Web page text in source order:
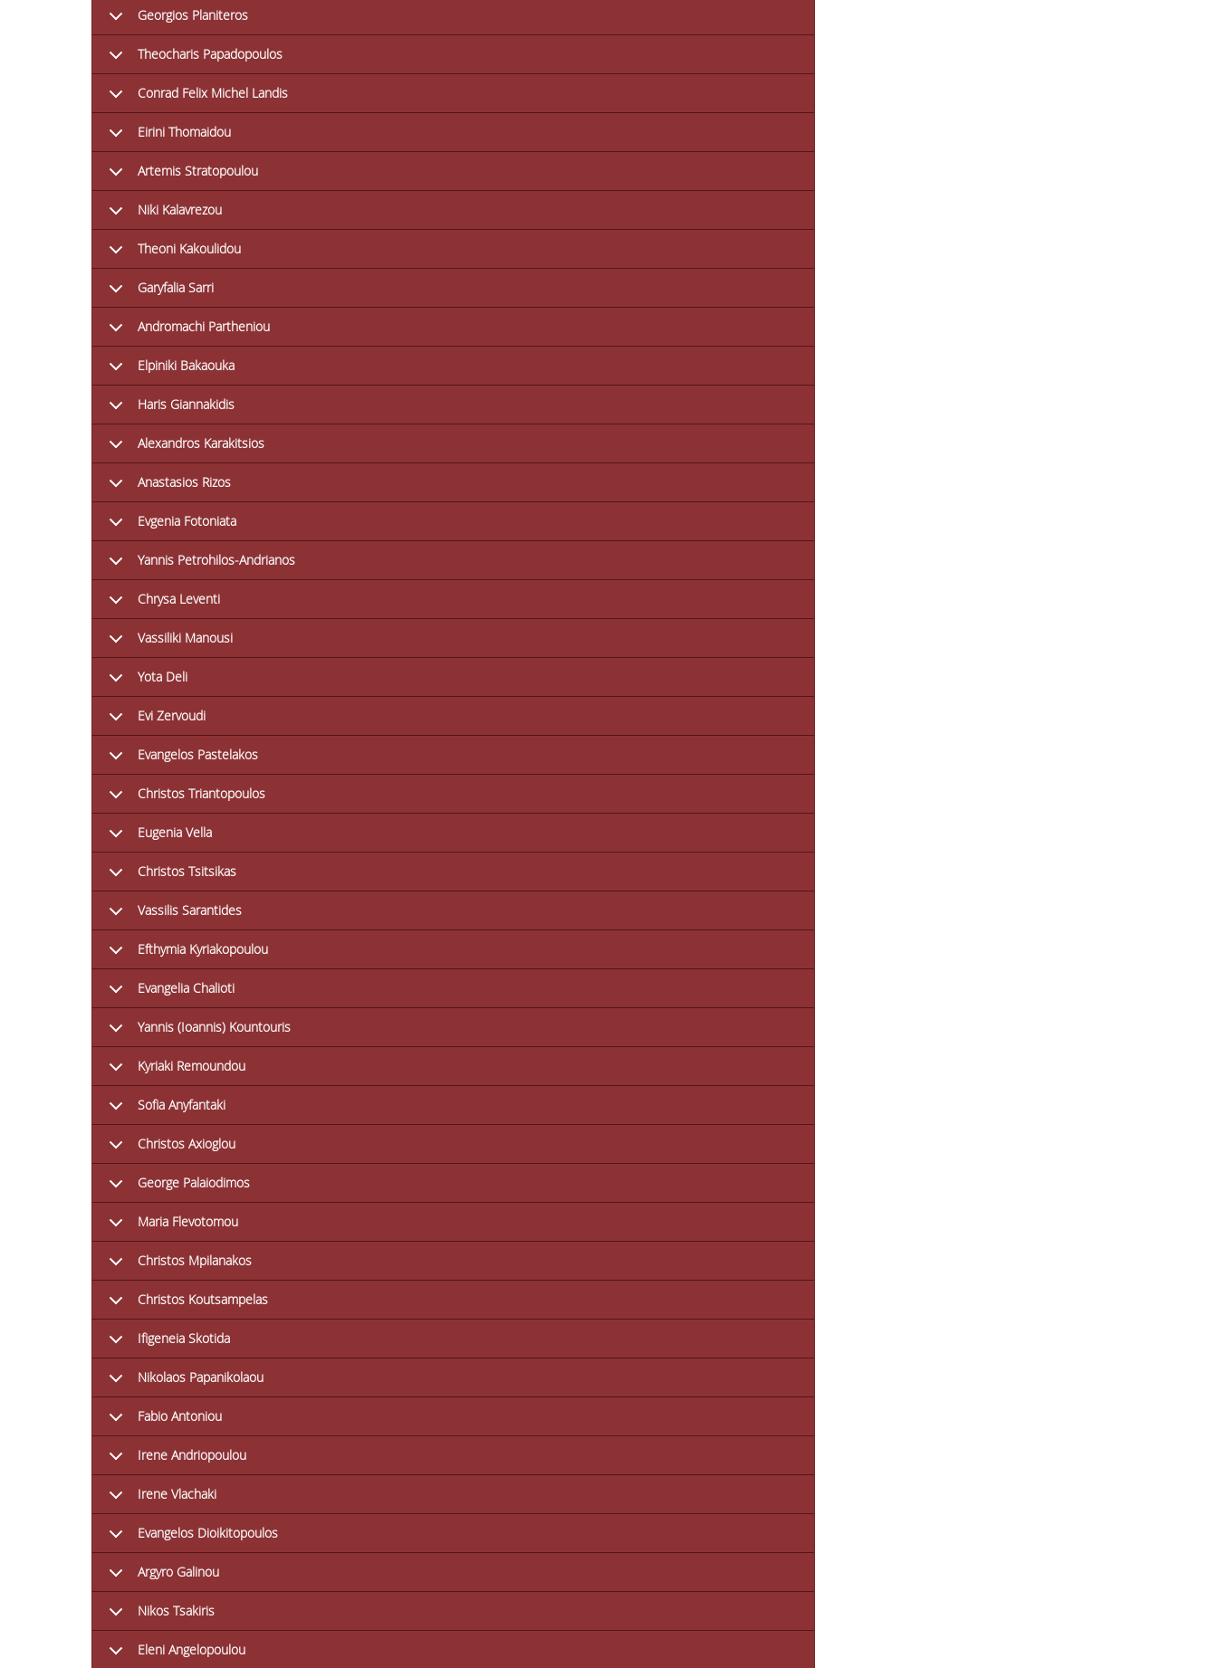
Georgios Planiteros
Theocharis Papadopoulos
Conrad Felix Michel Landis
Eirini Thomaidou
Artemis Stratopoulou
Niki Kalavrezou
Theoni Kakoulidou
Garyfalia Sarri
Andromachi Partheniou
Elpiniki Bakaouka
Haris Giannakidis
Alexandros Karakitsios
Anastasios Rizos
Evgenia Fotoniata
Yannis Petrohilos-Andrianos
Chrysa Leventi
Vassiliki Manousi
Yota Deli
Evi Zervoudi
Evangelos Pastelakos
Christos Triantopoulos
Eugenia Vella
Christos Tsitsikas
Vassilis Sarantides
Efthymia Kyriakopoulou
Evangelia Chalioti
Yannis (Ioannis) Kountouris
Kyriaki Remoundou
Sofia Anyfantaki
Christos Axioglou
George Palaiodimos
Maria Flevotomou
Christos Mpilanakos
Christos Koutsampelas
Ifigeneia Skotida
Nikolaos Papanikolaou
Fabio Antoniou
Irene Andriopoulou
Irene Vlachaki
Evangelos Dioikitopoulos
Argyro Galinou
Nikos Tsakiris
Eleni Angelopoulou